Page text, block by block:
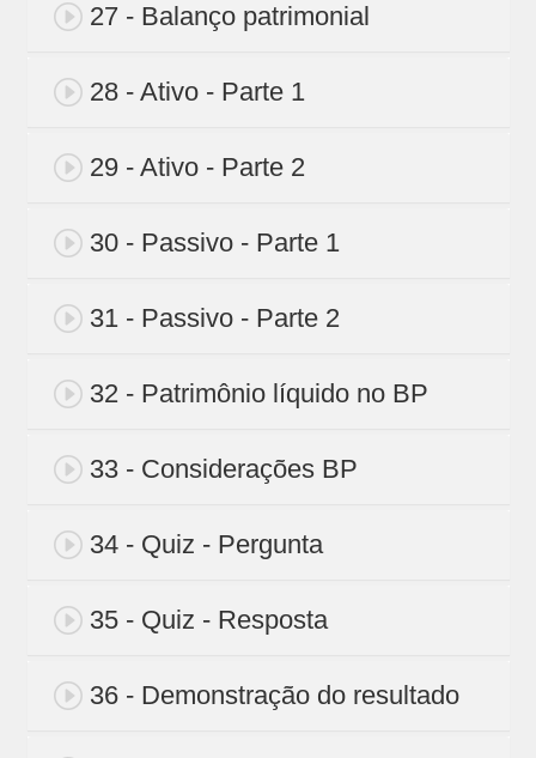
27 - Balanço patrimonial
28 - Ativo - Parte 1
29 - Ativo - Parte 2
30 - Passivo - Parte 1
31 - Passivo - Parte 2
32 - Patrimônio líquido no BP
33 - Considerações BP
34 - Quiz - Pergunta
35 - Quiz - Resposta
36 - Demonstração do resultado